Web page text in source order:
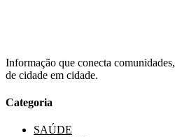
Informação que conecta comunidades,
de cidade em cidade.
Categoria
SAÚDE